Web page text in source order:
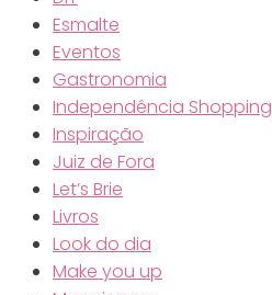
Esmalte
Eventos
Gastronomia
Independência Shopping
Inspiração
Juiz de Fora
Let’s Brie
Livros
Look do dia
Make you up